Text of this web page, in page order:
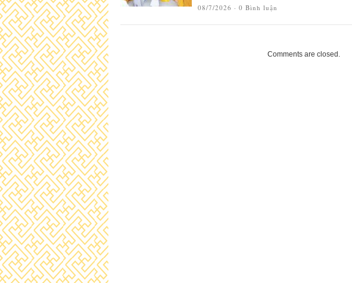
08/7/2026 · 0 Bình luận
Comments are closed.